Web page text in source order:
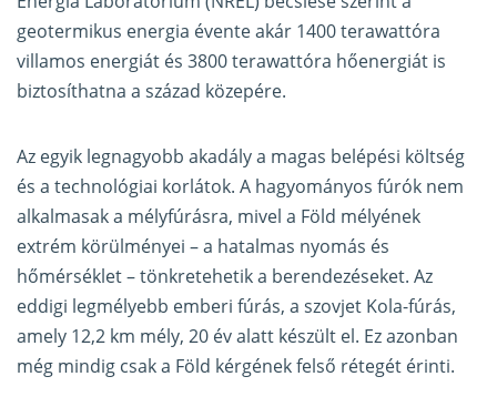
geotermikus energia évente akár 1400 terawattóra
villamos energiát és 3800 terawattóra hőenergiát is
biztosíthatna a század közepére.
Az egyik legnagyobb akadály a magas belépési költség
és a technológiai korlátok. A hagyományos fúrók nem
alkalmasak a mélyfúrásra, mivel a Föld mélyének
extrém körülményei – a hatalmas nyomás és
hőmérséklet – tönkretehetik a berendezéseket. Az
eddigi legmélyebb emberi fúrás, a szovjet Kola-fúrás,
amely 12,2 km mély, 20 év alatt készült el. Ez azonban
még mindig csak a Föld kérgének felső rétegét érinti.